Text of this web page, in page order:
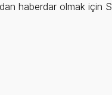
haberdar olmak için